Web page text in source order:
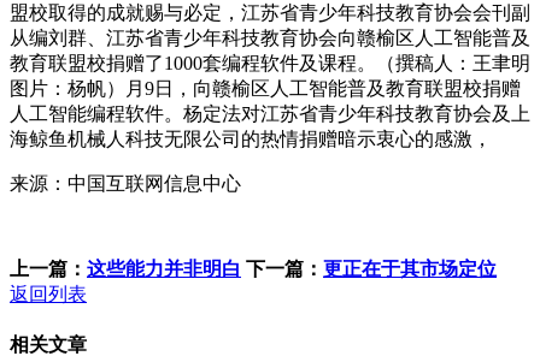
盟校取得的成就赐与必定，江苏省青少年科技教育协会会刊副
从编刘群、江苏省青少年科技教育协会向赣榆区人工智能普及
教育联盟校捐赠了1000套编程软件及课程。（撰稿人：王聿明
图片：杨帆）月9日，向赣榆区人工智能普及教育联盟校捐赠
人工智能编程软件。杨定法对江苏省青少年科技教育协会及上
海鲸鱼机械人科技无限公司的热情捐赠暗示衷心的感激，
来源：中国互联网信息中心
上一篇： 这些能力并非明白 下一篇： 更正在于其市场定位
返回列表
相关文章